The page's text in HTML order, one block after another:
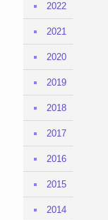
2022
2021
2020
2019
2018
2017
2016
2015
2014